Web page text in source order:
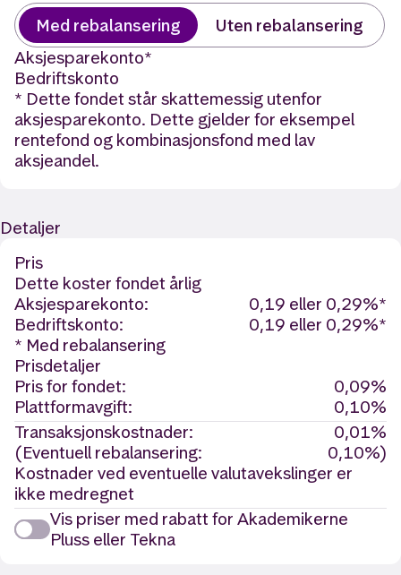
Med rebalansering
Uten rebalansering
Aksjesparekonto*
Bedriftskonto
* Dette fondet står skattemessig utenfor
aksjesparekonto. Dette gjelder for eksempel
rentefond og kombinasjonsfond med lav
aksjeandel.
Detaljer
Pris
Dette koster fondet årlig
Aksjesparekonto:
0,19 eller 0,29%*
Bedriftskonto:
0,19 eller 0,29%*
* Med rebalansering
Prisdetaljer
Pris for fondet:
0,09%
Plattformavgift:
0,10%
Transaksjonskostnader:
0,01%
(Eventuell rebalansering:
0,10%)
Kostnader ved eventuelle valutavekslinger er
ikke medregnet
Vis priser med rabatt for Akademikerne
Pluss eller Tekna